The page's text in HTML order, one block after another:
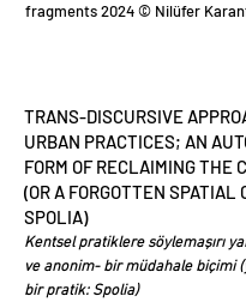
fragments 2024 © Nilüfer
TRANS-DISCURSIVE
URBAN PRACTICES; AN
FORM OF RECLAIMING THE
(OR A FORGOTTEN SPATIAL
SPOLIA)
Kentsel pratiklere söylemaşırı
ve anonim- bir müdahale biçimi
bir pratik: Spolia)